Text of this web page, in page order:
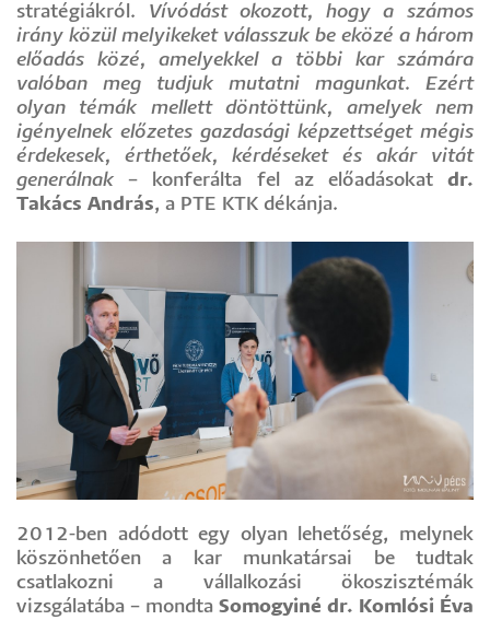
stratégiákról. Vívódást okozott, hogy a számos
irány közül melyikeket válasszuk be eközé a három
előadás közé, amelyekkel a többi kar számára
valóban meg tudjuk mutatni magunkat. Ezért
olyan témák mellett döntöttünk, amelyek nem
igényelnek előzetes gazdasági képzettséget mégis
érdekesek, érthetőek, kérdéseket és akár vitát
generálnak– konferálta fel az előadásokatdr.
Takács András, a PTE KTK dékánja.
2012-ben adódott egy olyan lehetőség, melynek
köszönhetően a kar munkatársai be tudtak
csatlakozni a vállalkozási ökoszisztémák
vizsgálatába – mondta Somogyiné dr. Komlósi Éva